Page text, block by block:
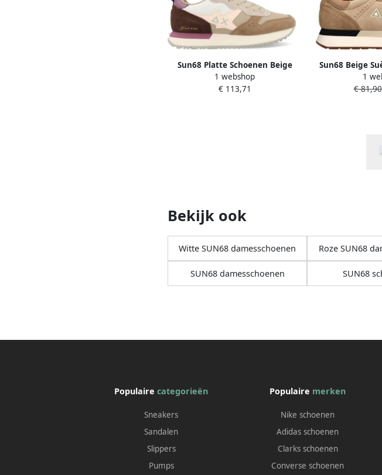
Sun68 Platte Schoenen Beige
Multicolor Stargirl Multicolor
Dames
1 webshop
€ 113,71
Sun68 Beige
1
€ 81,90
Bekijk ook
Witte SUN68 damesschoenen Roze SUN68
SUN68 damesschoenen SUN68
Populairecategorieën
Sneakers
Sandalen
Slippers
Pumps
Populaire merken
Nike schoenen
Adidas schoenen
Clarks schoenen
Converse schoenen